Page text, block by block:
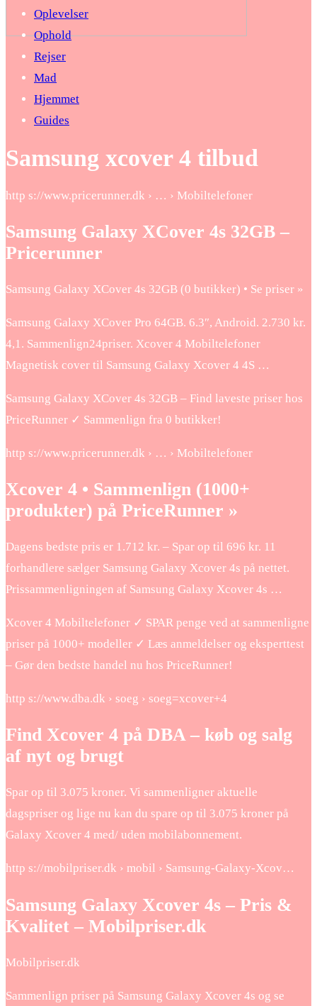
Oplevelser
Ophold
Rejser
Mad
Hjemmet
Guides
Samsung xcover 4 tilbud
http s://www.pricerunner.dk › … › Mobiltelefoner
Samsung Galaxy XCover 4s 32GB –
Pricerunner
Samsung Galaxy XCover 4s 32GB (0 butikker) • Se priser »
Samsung Galaxy XCover Pro 64GB. 6.3″, Android. 2.730 kr.
4,1. Sammenlign24priser. Xcover 4 Mobiltelefoner
Magnetisk cover til Samsung Galaxy Xcover 4 4S …
Samsung Galaxy XCover 4s 32GB – Find laveste priser hos
PriceRunner ✓ Sammenlign fra 0 butikker!
http s://www.pricerunner.dk › … › Mobiltelefoner
Xcover 4 • Sammenlign (1000+
produkter) på PriceRunner »
Dagens bedste pris er 1.712 kr. – Spar op til 696 kr. 11
forhandlere sælger Samsung Galaxy Xcover 4s på nettet.
Prissammenligningen af Samsung Galaxy Xcover 4s …
Xcover 4 Mobiltelefoner ✓ SPAR penge ved at sammenligne
priser på 1000+ modeller ✓ Læs anmeldelser og eksperttest
– Gør den bedste handel nu hos PriceRunner!
http s://www.dba.dk › soeg › soeg=xcover+4
Find Xcover 4 på DBA – køb og salg
af nyt og brugt
Spar op til 3.075 kroner. Vi sammenligner aktuelle
dagspriser og lige nu kan du spare op til 3.075 kroner på
Galaxy Xcover 4 med/ uden mobilabonnement.
http s://mobilpriser.dk › mobil › Samsung-Galaxy-Xcov…
Samsung Galaxy Xcover 4s – Pris &
Kvalitet – Mobilpriser.dk
Mobilpriser.dk
Sammenlign priser på Samsung Galaxy Xcover 4s og se